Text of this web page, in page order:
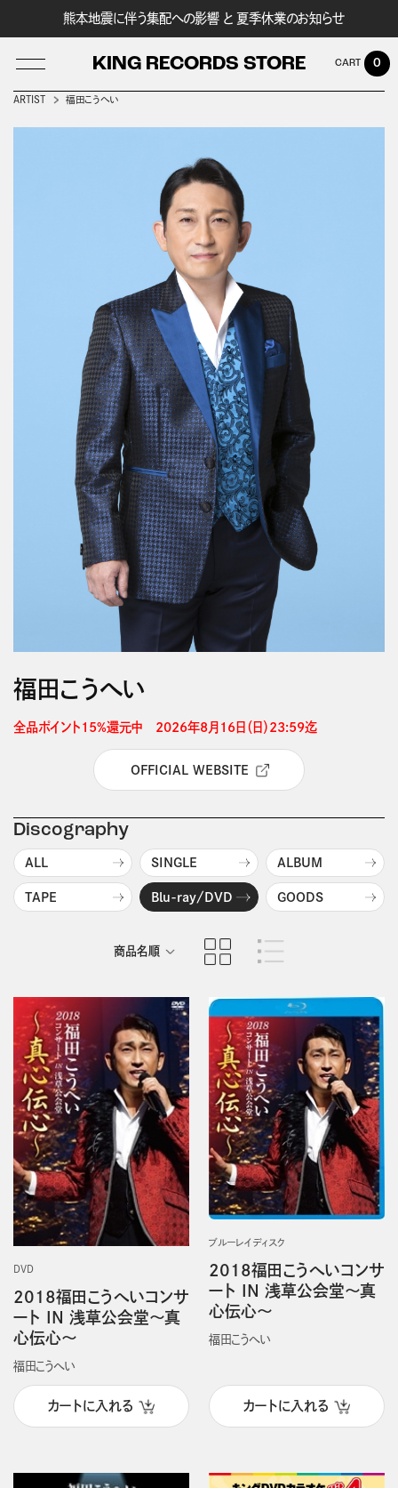
熊本地震に伴う集配への影響 と 夏季休業のお知らせ
KING RECORDS STORE 0
ARTIST 福田こうへい
福田こうへい
全品ポイント15%還元中　2026年8月16日（日）23:59迄
OFFICIAL WEBSITE
Discography
ALL SINGLE ALBUM
TAPE Blu-ray/DVD GOODS
商品名順
DVD
2018福田こうへいコンサ
ート IN 浅草公会堂～真
心伝心～
福田こうへい
カートに入れる
ブルーレイディスク
2018福田こうへいコンサ
ート IN 浅草公会堂～真
心伝心～
福田こうへい
カートに入れる